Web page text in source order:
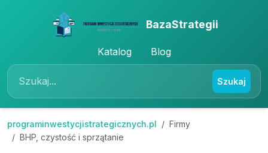
BazaStrategii
Katalog Blog
Szukaj
programinwestycjistrategicznych.pl
Firmy
BHP, czystość i sprzątanie